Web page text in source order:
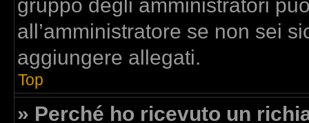
gruppo degli amministratori
all’amministratore se non sei
aggiungere allegati.
Top
» Perché ho ricevuto un